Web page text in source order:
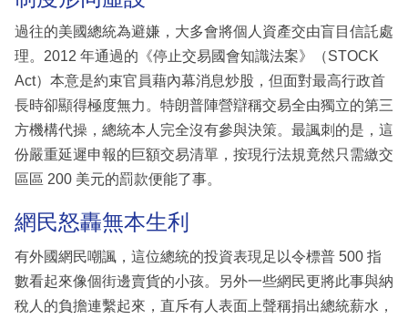
過往的美國總統為避嫌，大多會將個人資產交由盲目信託處
理。2012 年通過的《停止交易國會知識法案》（STOCK
Act）本意是約束官員藉內幕消息炒股，但面對最高行政首
長時卻顯得極度無力。特朗普陣營辯稱交易全由獨立的第三
方機構代操，總統本人完全沒有參與決策。最諷刺的是，這
份嚴重延遲申報的巨額交易清單，按現行法規竟然只需繳交
區區 200 美元的罰款便能了事。
網民怒轟無本生利
有外國網民嘲諷，這位總統的投資表現足以令標普 500 指
數看起來像個街邊賣貨的小孩。另外一些網民更將此事與納
稅人的負擔連繫起來，直斥有人表面上聲稱捐出總統薪水，